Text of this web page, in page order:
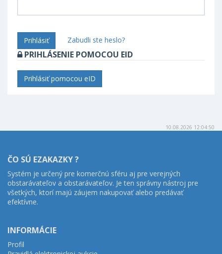
Prihlásiť Zabudli ste heslo?
PRIHLÁSENIE POMOCOU EID
Prihlásiť pomocou eID
10.08.2026 12:04:50
ČO SÚ EZAKAZKY ?
Systém je určený pre komerčnú sféru aj pre verejných
obstarávateľov a obstarávateľov. Je ten správny nástroj pre
všetkých, ktorí majú záujem nakupovať alebo predávať
efektívne.
INFORMÁCIE
Profil